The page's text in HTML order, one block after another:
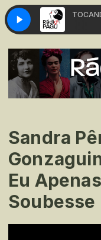
- Suraj
Sandra
Eu